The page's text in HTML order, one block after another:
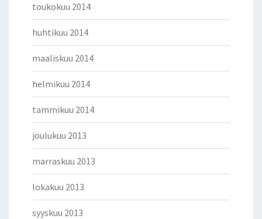
toukokuu 2014
huhtikuu 2014
maaliskuu 2014
helmikuu 2014
tammikuu 2014
joulukuu 2013
marraskuu 2013
lokakuu 2013
syyskuu 2013